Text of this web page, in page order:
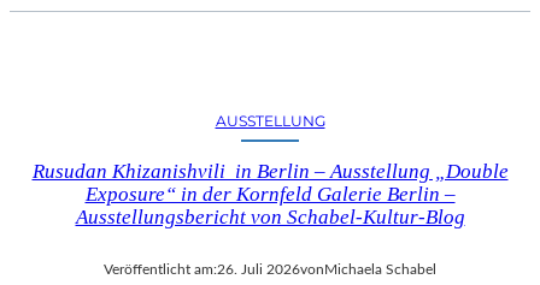
AUSSTELLUNG
Rusudan Khizanishvili in Berlin – Ausstellung „Double
Exposure“ in der Kornfeld Galerie Berlin –
Ausstellungsbericht von Schabel-Kultur-Blog
Veröffentlicht am:26. Juli 2026vonMichaela Schabel